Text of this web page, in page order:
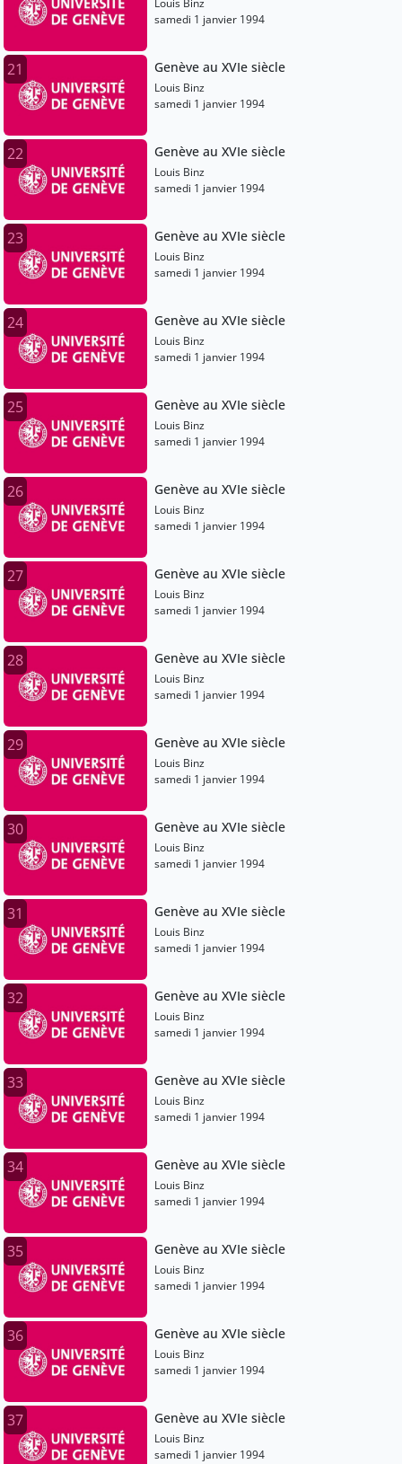
Louis Binz
samedi 1 janvier 1994
21 Genève au XVIe siècle
Louis Binz
samedi 1 janvier 1994
22 Genève au XVIe siècle
Louis Binz
samedi 1 janvier 1994
23 Genève au XVIe siècle
Louis Binz
samedi 1 janvier 1994
24 Genève au XVIe siècle
Louis Binz
samedi 1 janvier 1994
25 Genève au XVIe siècle
Louis Binz
samedi 1 janvier 1994
26 Genève au XVIe siècle
Louis Binz
samedi 1 janvier 1994
27 Genève au XVIe siècle
Louis Binz
samedi 1 janvier 1994
28 Genève au XVIe siècle
Louis Binz
samedi 1 janvier 1994
29 Genève au XVIe siècle
Louis Binz
samedi 1 janvier 1994
30 Genève au XVIe siècle
Louis Binz
samedi 1 janvier 1994
31 Genève au XVIe siècle
Louis Binz
samedi 1 janvier 1994
32 Genève au XVIe siècle
Louis Binz
samedi 1 janvier 1994
33 Genève au XVIe siècle
Louis Binz
samedi 1 janvier 1994
34 Genève au XVIe siècle
Louis Binz
samedi 1 janvier 1994
35 Genève au XVIe siècle
Louis Binz
samedi 1 janvier 1994
36 Genève au XVIe siècle
Louis Binz
samedi 1 janvier 1994
37 Genève au XVIe siècle
Louis Binz
samedi 1 janvier 1994